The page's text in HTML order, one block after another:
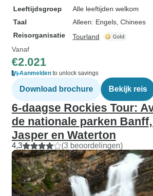
Leeftijdsgroep
Alle leeftijden welkom
Taal
Alleen: Engels, Chinees
Reisorganisatie
Tourland
Vanaf
€2.021
Aanmelden to unlock savings
Download brochure Bekijk reis
6-daagse Rockies Tour:
de nationale parken Banff,
Jasper en Waterton
4,3 (3 beoordelingen)